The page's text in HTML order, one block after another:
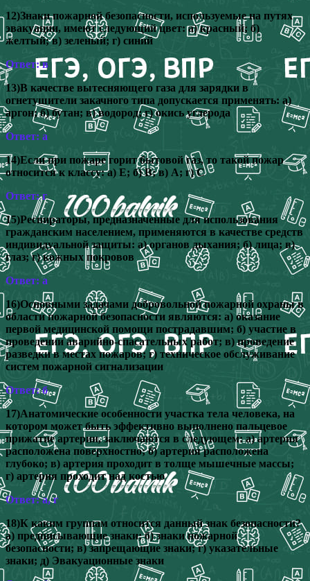
12)Знаки пожарной безопасности, используемые на путях
эвакуации, имеют следующий цвет: а) красный; б)
желтый; в) зеленый; г) синий
Ответ: в
13)В качестве вытесняющего газа для зарядки в
огнетушители закачного типа допускается применять: а)
аргон; б) бутан; в) водород; г) окись углерода
Ответ: а
14)Если при пожаре горит бытовой газ, то такой пожар
относится к классу: а) Е; б) В; в) А; г) С
Ответ: г
15)Респираторы, предназначенные для использования
гражданским населением, применяются в качестве средств
индивидуальной защиты: а) органов дыхания; б) лица; в)
глаз; г) кожных покровов
Ответ: а
16)Основными задачами добровольной пожарной охраны в
области пожарной безопасности являются: а) оказание
первой медицинской помощи пострадавшим; б) участие в
проведении аварийно-спасательных работ; в) проведение
разведки в местах пожаров; г) техническое обслуживание
систем пожарной сигнализации
Ответ: б
17)Анатомические особенности участка тела человека, на
котором может быть эффективно выполнено пальцевое
прижатие артерии, заключаются в следующем: а) артерия
расположена поверхностно; б) артерия расположена
глубоко; в) артерия проходит в толще мышечные массы;
г) артерия проходит над костью
Ответ: а, г
18)К каким группам относится данный знак безопасности?
а) предписывающие знаки; б) знаки пожарной
безопасности; в) запрещающие знаки; г) указательные
знаки; д) Эвакуационные знаки